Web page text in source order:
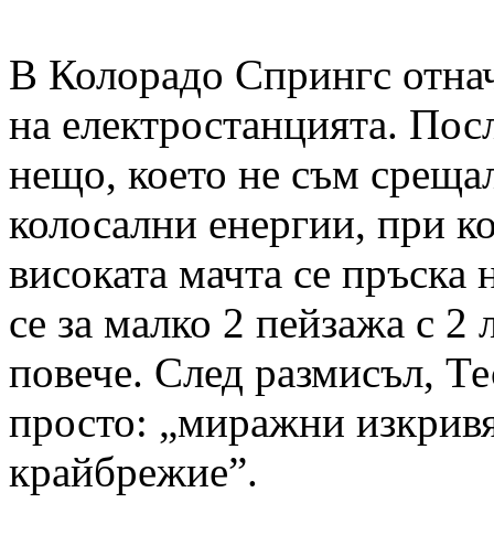
В Колорадо Спрингс
на електростанцията.
нещо, което не съм
колосални енергии, при
високата мачта се
се за малко 2 пейзажа с 2
повече. След размисъл,
просто: „миражни
крайбрежие”.